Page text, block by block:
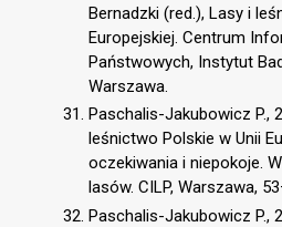
Bernadzki (red.), Lasy i
Europejskiej. Centrum
Państwowych, Instytut
Warszawa.
Paschalis-Jakubowicz P.,
leśnictwo Polskie w Unii
oczekiwania i niepokoje.
lasów. CILP, Warszawa,
Paschalis-Jakubowicz P.,